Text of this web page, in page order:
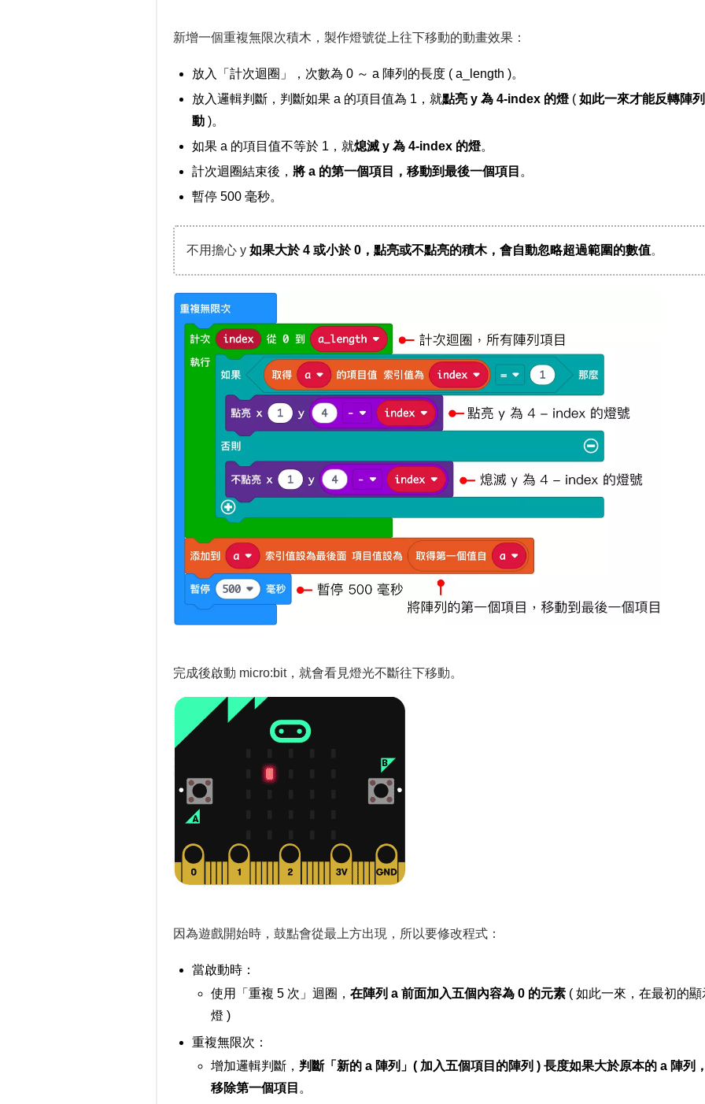
新增一個重複無限次積木，製作燈號從上往下移動的動畫效果：
放入「計次迴圈」，次數為 0 ～ a 陣列的長度 ( a_length )。
放入邏輯判斷，判斷如果 a 的項目值為 1，就點亮 y 為 4-index 的燈( 如此一來才能反轉陣
動 )。
如果 a 的項目值不等於 1，就熄滅 y 為 4-index 的燈。
計次迴圈結束後， 將 a 的第一個項目，移動到最後一個項目 。
暫停 500 毫秒。
不用擔心 y 如果大於 4 或小於 0，點亮或不點亮的積木，會自動忽略超過範圍的數值。
完成後啟動 micro:bit，就會看見燈光不斷往下移動。
因為遊戲開始時，鼓點會從最上方出現，所以要修改程式：
當啟動時：
使用「重複 5 次」迴圈， 在陣列 a 前面加入五個內容為 0 的元素 ( 如此一來，在最初的
燈 )
重複無限次：
增加邏輯判斷， 判斷「新的 a 陣列」( 加入五個項目的陣列 ) 長度如果大於原本的 a 陣列
移除第一個項目 。